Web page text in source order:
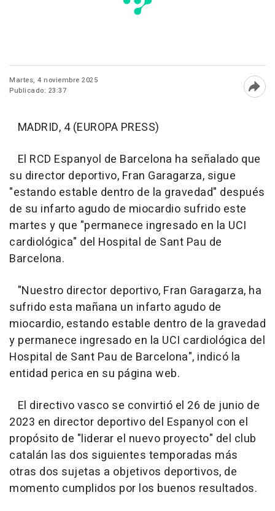
Martes, 4 noviembre 2025
Publicado: 23:37
MADRID, 4 (EUROPA PRESS)
El RCD Espanyol de Barcelona ha señalado que
su director deportivo, Fran Garagarza, sigue
"estando estable dentro de la gravedad" después
de su infarto agudo de miocardio sufrido este
martes y que "permanece ingresado en la UCI
cardiológica" del Hospital de Sant Pau de
Barcelona.
"Nuestro director deportivo, Fran Garagarza, ha
sufrido esta mañana un infarto agudo de
miocardio, estando estable dentro de la gravedad
y permanece ingresado en la UCI cardiológica del
Hospital de Sant Pau de Barcelona", indicó la
entidad perica en su página web.
El directivo vasco se convirtió el 26 de junio de
2023 en director deportivo del Espanyol con el
propósito de "liderar el nuevo proyecto" del club
catalán las dos siguientes temporadas más
otras dos sujetas a objetivos deportivos, de
momento cumplidos por los buenos resultados.